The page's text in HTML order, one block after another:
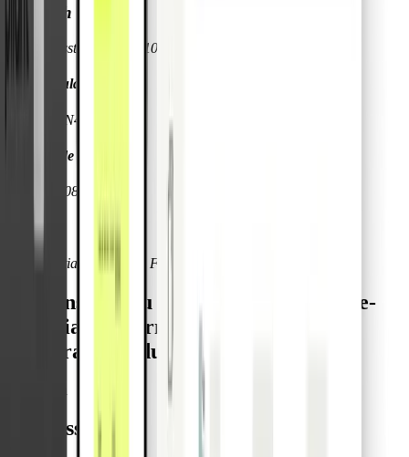
hi.health GmbH
Reichsratsstraße 13/15 1010 Vienna, Austria
Immatriculation
Vienna, FN496184h
Numéro de TVA
ATU73550837
Gérants
Dr. Sebastian Gruber & Friedrich Paul Hubel
Responsable du contenu journalistique-
éditorial conformément à l'article 18,
paragraphe 2 du MStV
Permission